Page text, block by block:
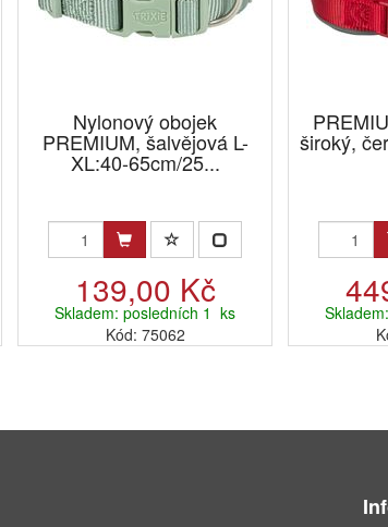
Nylonový obojek
PREMIUM, šalvějová L-
XL:40-65cm/25...
139,00 Kč
Skladem: posledních 1 ks
Kód: 75062
široký,